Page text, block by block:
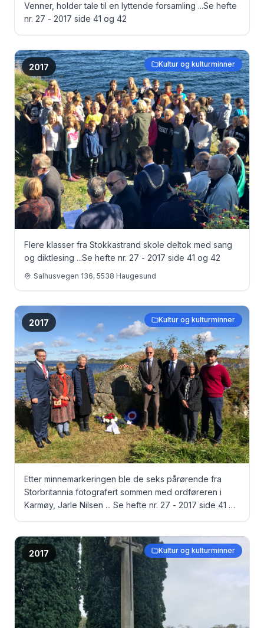
Venner, holder tale til en lyttende forsamling ... Se hefte
nr. 27 - 2017 side 41 og 42
2017 Kultur og kulturminner
Flere klasser fra Stokkastrand skole deltok med sang
og diktlesing ... Se hefte nr. 27 - 2017 side 41 og 42
Salhusvegen 136, 5538 Haugesund
2017 Kultur og kulturminner
Etter minnemarkeringen ble de seks pårørende fra
Storbritannia fotografert sommen med ordføreren i
Karmøy, Jarle Nilsen ... Se hefte nr. 27 - 2017 side 41 og
og Freddy Jardine
2017
Kultur og kulturminner